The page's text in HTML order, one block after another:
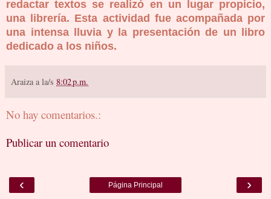
redactar textos se realizó en un lugar propicio,
una librería. Esta actividad fue acompañada por
una intensa lluvia y la presentación de un libro
dedicado a los niños.
Araiza a la/s 8:02 p.m.
No hay comentarios.:
Publicar un comentario
‹ ›
Página Principal